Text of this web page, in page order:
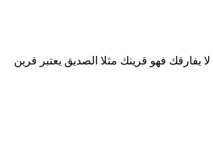
يفارقك فهو قرينك مثلا الصديق يعتبر قرين